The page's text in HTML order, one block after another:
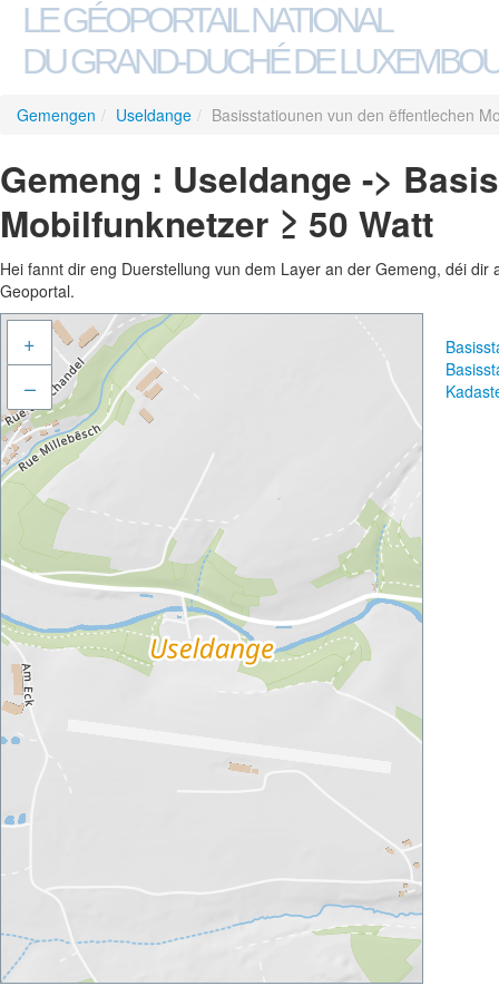
LE GÉOPORTAIL NATIONAL
DU GRAND-DUCHÉ DE
Gemengen / Useldange / Basisstatiounen vun den ëffentlechen
Gemeng : Useldange ->
Mobilfunknetzer ≥ 50 Watt
Hei fannt dir eng Duerstellung vun dem Layer an der Gemeng, déi
Geoportal.
+
–